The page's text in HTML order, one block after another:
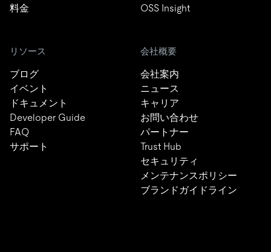
料金
OSS Insight
リソース
ブログ
イベント
ドキュメント
Developer Guide
FAQ
サポート
会社概要
会社案内
ニュース
キャリア
お問い合わせ
パートナー
Trust Hub
セキュリティ
メンテナンスポリシー
ブランドガイドライン